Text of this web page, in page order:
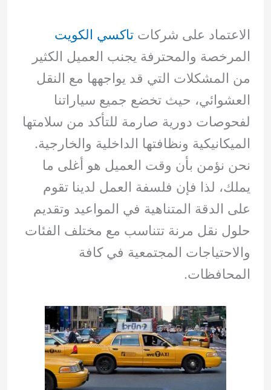
الاعتماد على شركات تاكسي الكويت
المرخصة والمحترفة يجنب العميل الكثير
من المشكلات التي قد يواجهها مع النقل
العشوائي، حيث تخضع جميع سياراتنا
لفحوصات دورية صارمة للتأكد من سلامتها
الميكانيكية ونظافتها الداخلية والخارجية.
نحن نؤمن بأن وقت العميل هو أغلى ما
يملك، لذا فإن فلسفة العمل لدينا تقوم
على الدقة المتناهية في المواعيد وتقديم
حلول نقل مرنة تتناسب مع مختلف الفئات
والاحتياجات المجتمعية في كافة
المحافظات.